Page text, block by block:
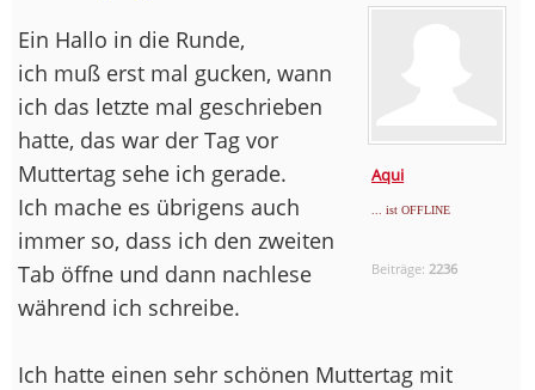
Aqui
... ist OFFLINE
Beiträge: 2236
Ein Hallo in die Runde,
ich muß erst mal gucken, wann
ich das letzte mal geschrieben
hatte, das war der Tag vor
Muttertag sehe ich gerade.
Ich mache es übrigens auch
immer so, dass ich den zweiten
Tab öffne und dann nachlese
während ich schreibe.
Ich hatte einen sehr schönen Muttertag mit